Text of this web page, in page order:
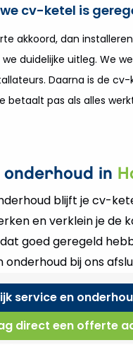
cv-ketel is
akkoord, dan
duidelijke uitleg. We
Daarna is de
betaalt pas als alles
in
blijft je cv-
en verklein je de
goed geregeld
onderhoud bij ons
service en
direct een offerte